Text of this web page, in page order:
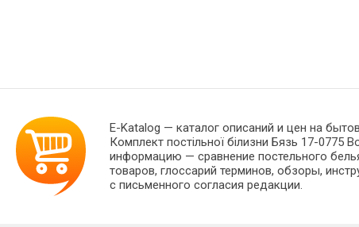
E-Katalog — каталог описаний и цен на
Комплект постільної білизни Бязь 17-
информацию — сравнение постельного
товаров, глоссарий терминов, обзоры,
с письменного согласия редакции.